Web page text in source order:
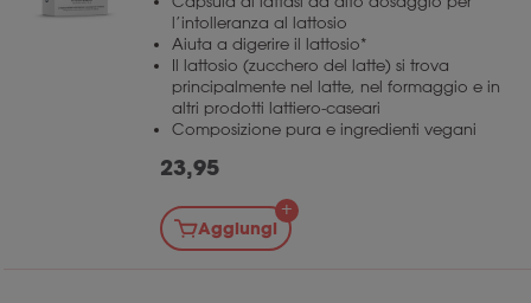
l’intolleranza al lattosio
Aiuta a digerire il lattosio*
Il lattosio (zucchero del latte) si trova
principalmente nel latte, nel formaggio e in
altri prodotti lattiero-caseari
Composizione pura e ingredienti vegani
23,95
Aggiungi